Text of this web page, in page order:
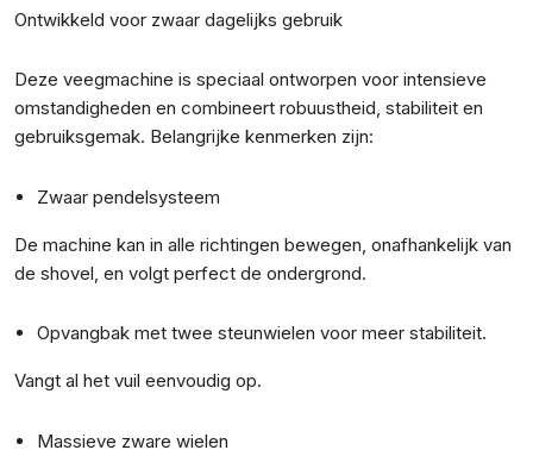
Ontwikkeld voor zwaar dagelijks gebruik
Deze veegmachine is speciaal ontworpen voor intensieve
omstandigheden en combineert robuustheid, stabiliteit en
gebruiksgemak. Belangrijke kenmerken zijn:
Zwaar pendelsysteem
De machine kan in alle richtingen bewegen, onafhankelijk van
de shovel, en volgt perfect de ondergrond.
Opvangbak met twee steunwielen voor meer stabiliteit.
Vangt al het vuil eenvoudig op.
Massieve zware wielen